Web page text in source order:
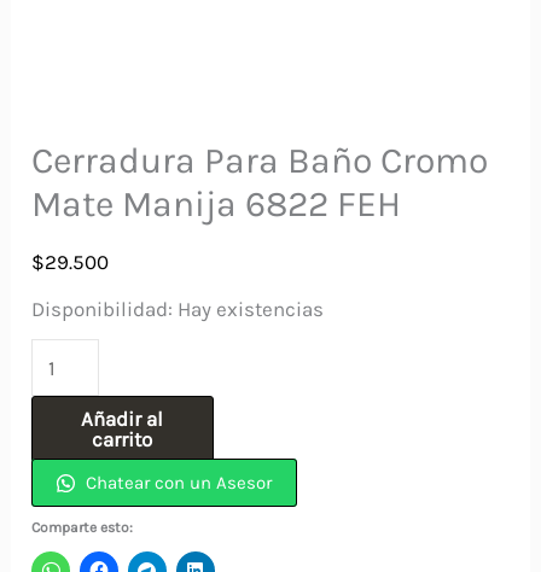
Cerradura Para Baño Cromo
Mate Manija 6822 FEH
$29.500
Disponibilidad: Hay existencias
Para
Cromo
Mate
Manija
Añadir al
carrito
Chatear con un Asesor
Comparte esto: